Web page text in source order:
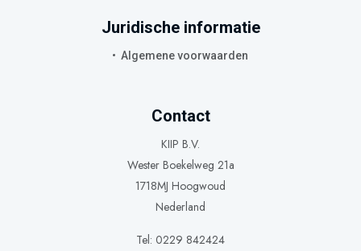
Juridische informatie
Algemene voorwaarden
Contact
KIIP B.V.
Wester Boekelweg 21a
1718MJ Hoogwoud
Nederland
Tel: 0229 842424